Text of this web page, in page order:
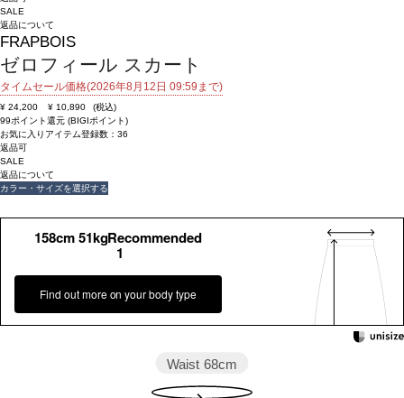
SALE
返品について
FRAPBOIS
ゼロフィール スカート
タイムセール価格(2026年8月12日 09:59まで)
¥ 24,200 ¥ 10,890
(税込)
99ポイント還元 (BIGIポイント)
お気に入りアイテム登録数： 36
返品可
SALE
返品について
カラー・サイズを選択する
158cm 51kgRecommended
1
Find out more on your body type
Waist 68cm